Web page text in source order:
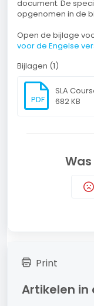
document. De
opgenomen in de
Open de bijlage
voor de Engelse
Bijlagen (1)
PDF
SLA
682 KB
Print
Artikelen in